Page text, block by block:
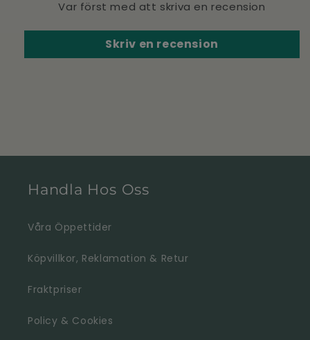
Var först med att skriva en recension
Skriv en recension
Handla Hos Oss
Våra Öppettider
Köpvillkor, Reklamation & Retur
Fraktpriser
Policy & Cookies